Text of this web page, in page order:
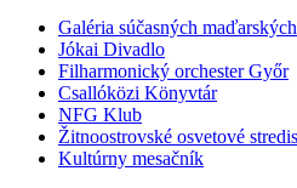
Galéria súčasných
Jókai Divadlo
Filharmonický orchester Győr
Csallóközi Könyvtár
NFG Klub
Žitnoostrovské osvetové
Kultúrny mesačník